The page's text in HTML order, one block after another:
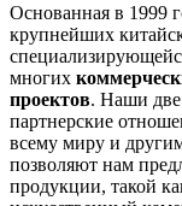
Основанная в 1999
крупнейших
многих
проектов. Наши
партнерские
всему миру и
позволяют нам
продукции, такой